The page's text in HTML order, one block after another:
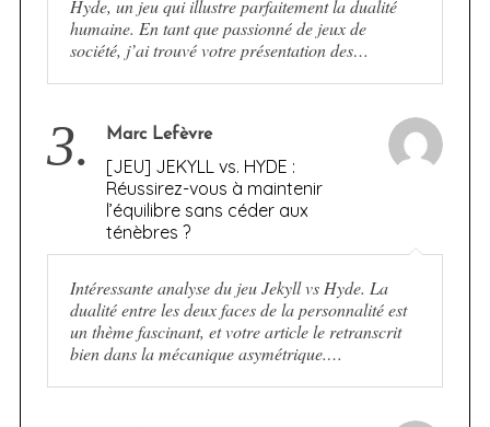
Hyde, un jeu qui illustre parfaitement la dualité
humaine. En tant que passionné de jeux de
société, j’ai trouvé votre présentation des…
3. Marc Lefèvre
[JEU] JEKYLL vs. HYDE :
Réussirez-vous à maintenir
l’équilibre sans céder aux
ténèbres ?
Intéressante analyse du jeu Jekyll vs Hyde. La
dualité entre les deux faces de la personnalité est
un thème fascinant, et votre article le retranscrit
bien dans la mécanique asymétrique.…